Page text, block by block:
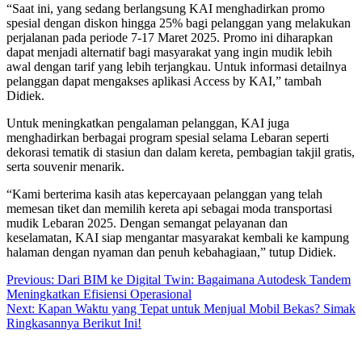
“Saat ini, yang sedang berlangsung KAI menghadirkan promo
spesial dengan diskon hingga 25% bagi pelanggan yang melakukan
perjalanan pada periode 7-17 Maret 2025. Promo ini diharapkan
dapat menjadi alternatif bagi masyarakat yang ingin mudik lebih
awal dengan tarif yang lebih terjangkau. Untuk informasi detailnya
pelanggan dapat mengakses aplikasi Access by KAI,” tambah
Didiek.
Untuk meningkatkan pengalaman pelanggan, KAI juga
menghadirkan berbagai program spesial selama Lebaran seperti
dekorasi tematik di stasiun dan dalam kereta, pembagian takjil gratis,
serta souvenir menarik.
“Kami berterima kasih atas kepercayaan pelanggan yang telah
memesan tiket dan memilih kereta api sebagai moda transportasi
mudik Lebaran 2025. Dengan semangat pelayanan dan
keselamatan, KAI siap mengantar masyarakat kembali ke kampung
halaman dengan nyaman dan penuh kebahagiaan,” tutup Didiek.
Post
navigation
Previous: Dari BIM ke Digital Twin: Bagaimana Autodesk Tandem
Meningkatkan Efisiensi Operasional
Next: Kapan Waktu yang Tepat untuk Menjual Mobil Bekas? Simak
Ringkasannya Berikut Ini!